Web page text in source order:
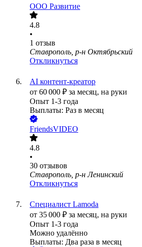
ООО Развитие
4.8
•
1 отзыв
Ставрополь, р-н Октябрьский
Откликнуться
AI контент-креатор
от 60 000 ₽ за месяц, на руки
Опыт 1-3 года
Выплаты: Раз в месяц
FriendsVIDEO
4.8
•
30 отзывов
Ставрополь, р-н Ленинский
Откликнуться
Специалист Lamoda
от 35 000 ₽ за месяц, на руки
Опыт 1-3 года
Можно удалённо
Выплаты: Два раза в месяц